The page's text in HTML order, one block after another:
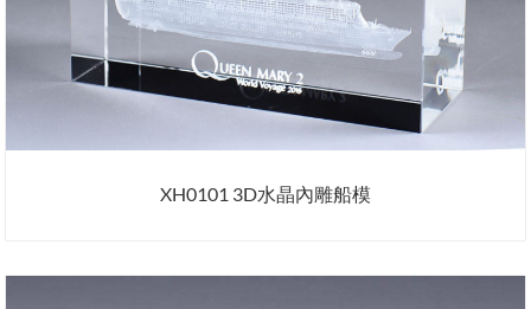
XH0101 3D水晶內雕船模